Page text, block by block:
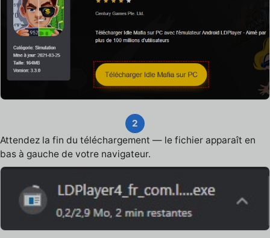
2
Attendez la fin du téléchargement — le fichier apparaît en
bas à gauche de votre navigateur.